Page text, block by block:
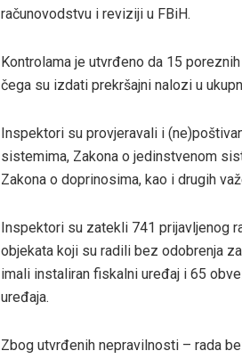
računovodstvu i reviziji u FBiH.
Kontrolama je utvrđeno da 15
čega su izdati prekršajni nalozi u
Inspektori su provjeravali i
sistemima, Zakona o jedinstvenom
Zakona o doprinosima, kao i drugih
Inspektori su zatekli 741 prijavljenog
objekata koji su radili bez odobrenja
imali instaliran fiskalni uređaj i 65
uređaja.
Zbog utvrđenih nepravilnosti – rada